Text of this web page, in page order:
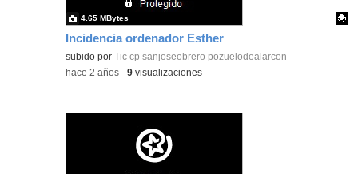
Incidencia ordenador Esther
Contenido educativo.
subido porTic cp sanjoseobrero pozuelodealarcon
4.65 MBytes
-hace 2 años -9 visualizaciones